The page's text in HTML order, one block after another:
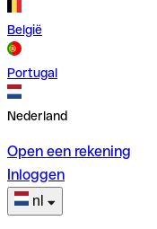
België
Portugal
Nederland
Open een rekening
Inloggen
nl